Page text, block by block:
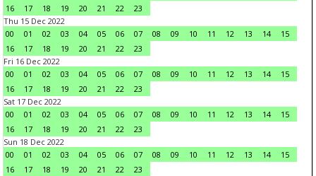
16
17 18 19 20 21 22
23
Thu 15 Dec 2022
00
01 02 03 04 05 06 07 08 09 10 11 12 13 14
15
16
17 18 19 20 21 22
23
Fri 16 Dec 2022
00
01 02 03 04 05 06 07 08 09 10 11 12 13 14
15
16
17 18 19 20 21 22
23
Sat 17 Dec 2022
00
01 02 03 04 05 06 07 08 09 10 11 12 13 14
15
16
17 18 19 20 21 22
23
Sun 18 Dec 2022
00
01 02 03 04 05 06 07 08 09 10 11 12 13 14
15
16
17 18 19 20 21 22
23